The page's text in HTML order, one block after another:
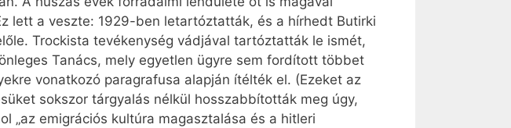
lett a veszte: 1929-ben letartóztatták, és a hírhedt Butirki
Trockista tevékenység vádjával tartóztatták le ismét,
Tanács, mely egyetlen ügyre sem fordított többet
vonatkozó paragrafusa alapján ítélték el. (Ezeket az
sokszor tárgyalás nélkül hosszabbították meg úgy,
„az emigrációs kultúra magasztalása és a hitleri